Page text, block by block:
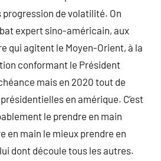
de volatilité. On
expert sino-américain, aux
qui agitent le Moyen-Orient, à la
conformant le Président
mais en 2020 tout de
en amérique. C’est
le prendre en main
en main le mieux prendre en
dont découle tous les autres.